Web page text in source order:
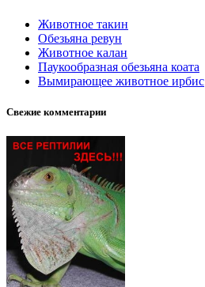
Животное такин
Обезьяна ревун
Животное калан
Паукообразная обезьяна коата
Вымирающее животное ирбис
Свежие комментарии